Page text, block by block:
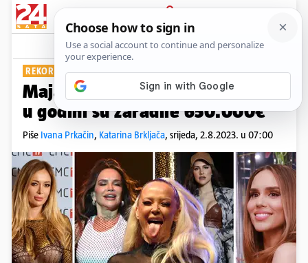
PRIJAVA
Show Komentari
REKORDNA ZARADA PLUS+
Maja, Seve, Lille, Lana i Franka
u godini su zaradile 650.000€
Piše Ivana Prkačin, Katarina Brkljača, srijeda, 2.8.2023. u 07:00